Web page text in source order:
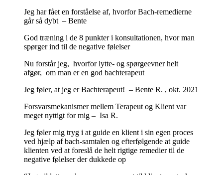
Jeg har fået en forståelse af, hvorfor Bach-remedierne
går så dybt – Bente
God træning i de 8 punkter i konsultationen, hvor man
spørger ind til de negative følelser
Nu forstår jeg, hvorfor lytte- og spørgeevner helt
afgør, om man er en god bachterapeut
Jeg føler, at jeg er Bachterapeut! – Bente R. , okt. 2021
Forsvarsmekanismer mellem Terapeut og Klient var
meget nyttigt for mig – Isa R.
Jeg føler mig tryg i at guide en klient i sin egen proces
ved hjælp af bach-samtalen og efterfølgende at guide
klienten ved at foreslå de helt rigtige remedier til de
negative følelser der dukkede op